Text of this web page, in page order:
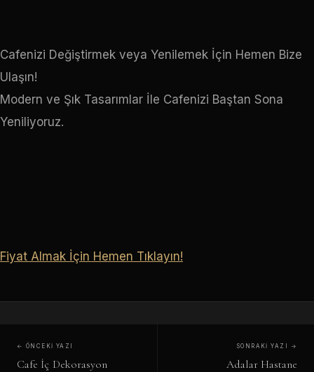
Cafenizi Değiştirmek veya Yenilemek İçin Hemen Bize
Ulaşın!
Modern ve Şık Tasarımlar İle Cafenizi Baştan Sona
Yeniliyoruz.
Fiyat Almak İçin Hemen Tıklayın!
← ÖNCEKI YAZI
Cafe İç Dekorasyon
SONRAKI YAZI →
Adalar Hastane